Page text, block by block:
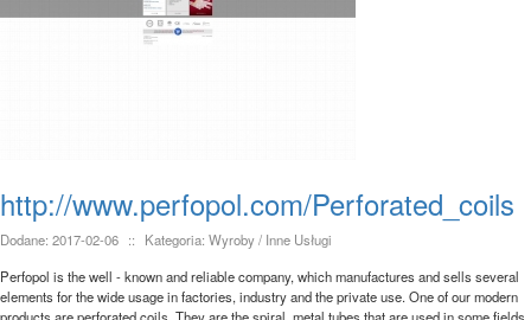
http://www.perfopol.com/Perforated_coils
Dodane: 2017-02-06 ::
Kategoria: Wyroby / Inne Usługi
Perfopol is the well - known and reliable company, which manufactures and sells several
elements for the wide usage in factories, industry and the private use. One of our modern
products are perforated coils. They are the spiral, metal tubes that are used in some fields